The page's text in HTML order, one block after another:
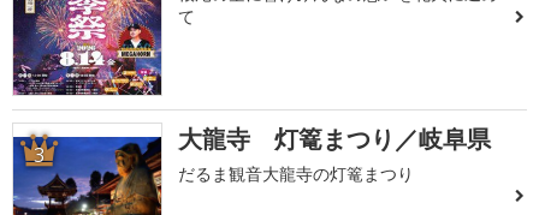
て
3 大龍寺 灯篭まつり／岐阜県
だるま観音大龍寺の灯篭まつり